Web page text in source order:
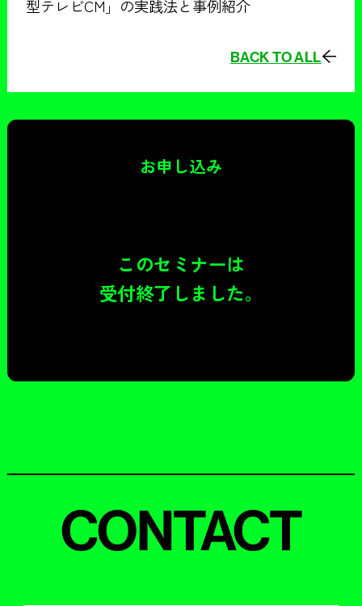
型テレビCM」の実践法と事例紹介
BACK TO ALL
お申し込み
このセミナーは
受付終了しました。
CONTACT